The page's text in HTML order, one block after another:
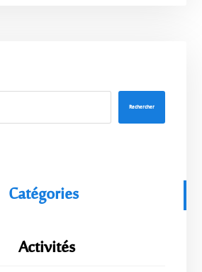
Rechercher
Catégories
Activités